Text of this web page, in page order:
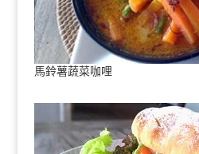
馬鈴薯蔬菜咖哩